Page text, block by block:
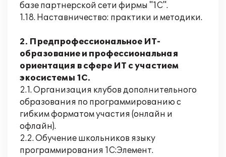
базе партнерской сети фирмы "1С".
1.18. Наставничество: практики и методики.
2. Предпрофессиональное ИТ-
образование и профессиональная
ориентация в сфере ИТ с участием
экосистемы 1С.
2.1. Организация клубов дополнительного
образования по программированию с
гибким форматом участия (онлайн и
офлайн).
2.2. Обучение школьников языку
программирования 1С:Элемент.